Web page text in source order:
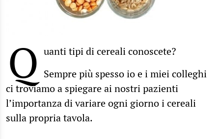
Q uanti tipi di cereali conoscete?
Sempre più spesso io e i miei colleghi
ci troviamo a spiegare ai nostri pazienti
l’importanza di variare ogni giorno i cereali
sulla propria tavola.